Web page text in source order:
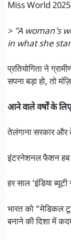
Miss World 2025
> “A woman’s
in what she
प्रतियोगिता ने
सपना बड़ा हो, तो
आने वाले वर्षों के
तेलंगाना सरकार और
इंटरनेशनल फैशन हब
हर साल ‘इंडिया
भारत को “मेडिकल
बनाने की दिशा में